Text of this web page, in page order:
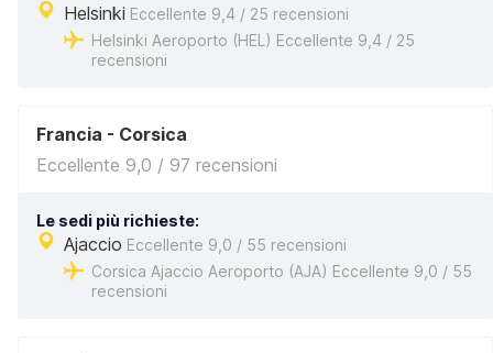
Helsinki Eccellente 9,4 / 25 recensioni
Helsinki Aeroporto (HEL) Eccellente 9,4 / 25
recensioni
Francia - Corsica
Eccellente 9,0 / 97 recensioni
Le sedi più richieste:
Ajaccio Eccellente 9,0 / 55 recensioni
Corsica Ajaccio Aeroporto (AJA) Eccellente 9,0 / 55
recensioni